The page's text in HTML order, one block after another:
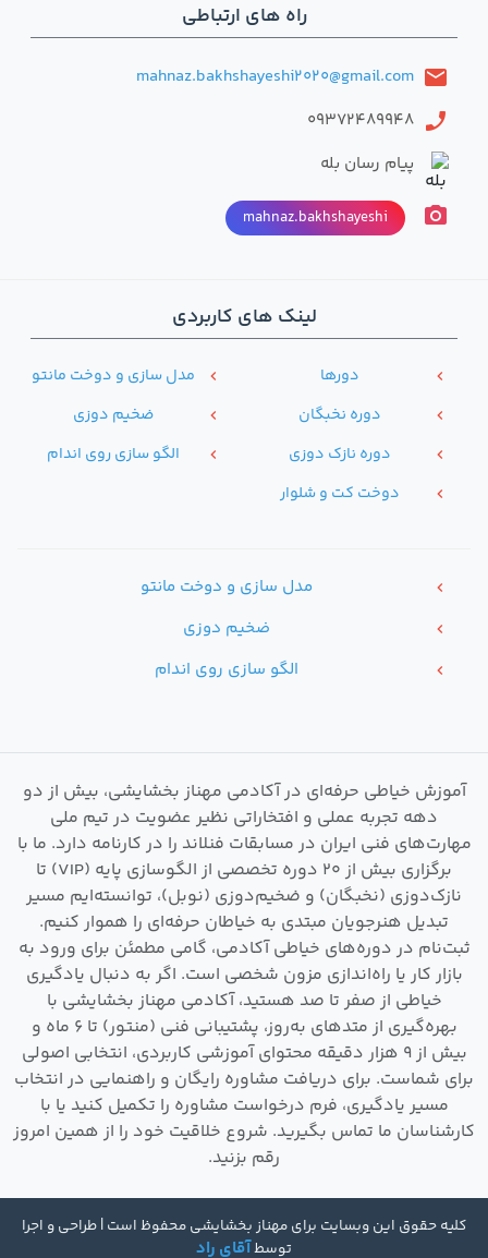
راه های ارتباطی
email
mahnaz.bakhshayeshi2020@gmail.com
phone
09372489948
پیام رسان بله
photo_camera
mahnaz.bakhshayeshi
لینک های کاربردی
chevron_left دور‌ها
chevron_left دوره نخبگان
chevron_left دوره نازک دوزی
chevron_left دوخت کت و شلوار
chevron_left مدل سازی و دوخت مانتو
chevron_left ضخیم دوزی
chevron_left الگو سازی روی اندام
chevron_left مدل سازی و دوخت مانتو
chevron_left ضخیم دوزی
chevron_left الگو سازی روی اندام
آموزش خیاطی حرفه‌ای در آکادمی مهناز بخشایشی، بیش از دو
دهه تجربه عملی و افتخاراتی نظیر عضویت در تیم ملی
مهارت‌های فنی ایران در مسابقات فنلاند را در کارنامه دارد. ما با
برگزاری بیش از ۲۰ دوره تخصصی از الگوسازی پایه (VIP) تا
نازک‌دوزی (نخبگان) و ضخیم‌دوزی (نوبل)، توانسته‌ایم مسیر
تبدیل هنرجویان مبتدی به خیاطان حرفه‌ای را هموار کنیم.
ثبت‌نام در دوره‌های خیاطی آکادمی، گامی مطمئن برای ورود به
بازار کار یا راه‌اندازی مزون شخصی است. اگر به دنبال یادگیری
خیاطی از صفر تا صد هستید، آکادمی مهناز بخشایشی با
بهره‌گیری از متدهای به‌روز، پشتیبانی فنی (منتور) تا ۶ ماه و
بیش از ۹ هزار دقیقه محتوای آموزشی کاربردی، انتخابی اصولی
برای شماست. برای دریافت مشاوره رایگان و راهنمایی در انتخاب
مسیر یادگیری، فرم درخواست مشاوره را تکمیل کنید یا با
کارشناسان ما تماس بگیرید. شروع خلاقیت خود را از همین امروز
رقم بزنید.
کلیه حقوق این وبسایت برای مهناز بخشایشی محفوظ است | طراحی و اجرا
توسطآقای راد